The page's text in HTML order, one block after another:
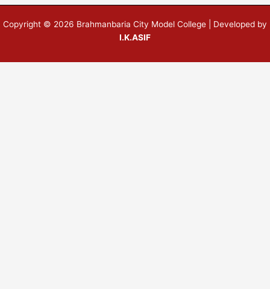
Copyright © 2026 Brahmanbaria City Model College | Developed by
I.K.ASIF